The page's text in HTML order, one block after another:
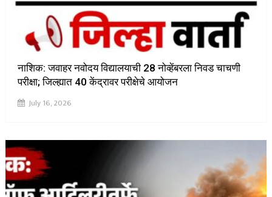
नाशिक: जवाहर नवोदय विद्यालयाची 28 नोव्हेंबरला निवड चाचणी
परीक्षा; जिल्ह्यात 40 केंद्रावर परीक्षेचे आयोजन
July 16, 2026